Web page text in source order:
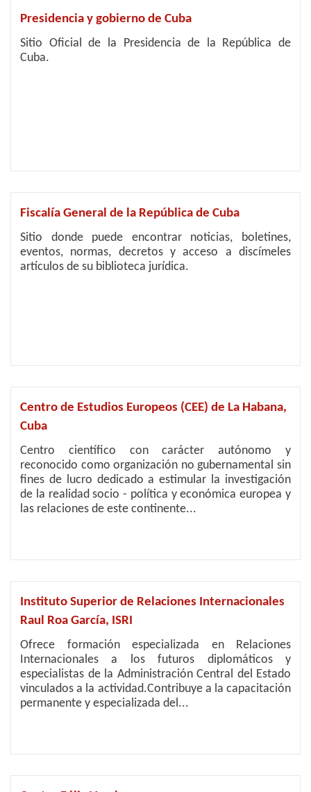
Presidencia y gobierno de Cuba
Sitio Oficial de la Presidencia de la República de
Cuba.
Fiscalía General de la República de Cuba
Sitio donde puede encontrar noticias, boletines,
eventos, normas, decretos y acceso a discímeles
artículos de su biblioteca jurídica.
Centro de Estudios Europeos (CEE) de La Habana,
Cuba
Centro científico con carácter autónomo y
reconocido como organización no gubernamental sin
fines de lucro dedicado a estimular la investigación
de la realidad socio - política y económica europea y
las relaciones de este continente...
Instituto Superior de Relaciones Internacionales
Raul Roa García, ISRI
Ofrece formación especializada en Relaciones
Internacionales a los futuros diplomáticos y
especialistas de la Administración Central del Estado
vinculados a la actividad.Contribuye a la capacitación
permanente y especializada del...